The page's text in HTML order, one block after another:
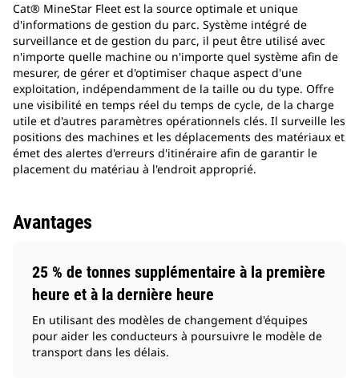
Cat® MineStar Fleet est la source optimale et unique
d'informations de gestion du parc. Système intégré de
surveillance et de gestion du parc, il peut être utilisé avec
n'importe quelle machine ou n'importe quel système afin de
mesurer, de gérer et d'optimiser chaque aspect d'une
exploitation, indépendamment de la taille ou du type. Offre
une visibilité en temps réel du temps de cycle, de la charge
utile et d'autres paramètres opérationnels clés. Il surveille les
positions des machines et les déplacements des matériaux et
émet des alertes d'erreurs d'itinéraire afin de garantir le
placement du matériau à l'endroit approprié.
Avantages
25 % de tonnes supplémentaire à la première
heure et à la dernière heure
En utilisant des modèles de changement d'équipes
pour aider les conducteurs à poursuivre le modèle de
transport dans les délais.